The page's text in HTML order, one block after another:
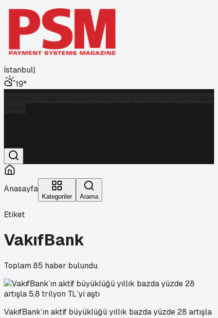
İstanbul|
19°
Anasayfa
Kategoriler Arama
Etiket
VakıfBank
Toplam85 haber bulundu.
VakıfBank’ın aktif büyüklüğü yıllık bazda yüzde 28 artışla